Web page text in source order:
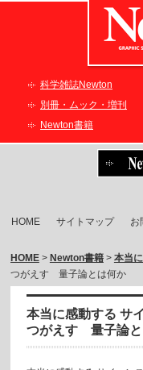
科学雑誌Newton
別冊・ムック・増刊
Newton書籍
HOME サイトマップ お
HOME> Newton書籍> 本当
つがえす 量子論とは何か
本当に感動する サ
つがえす 量子論と